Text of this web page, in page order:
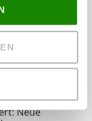
Neue